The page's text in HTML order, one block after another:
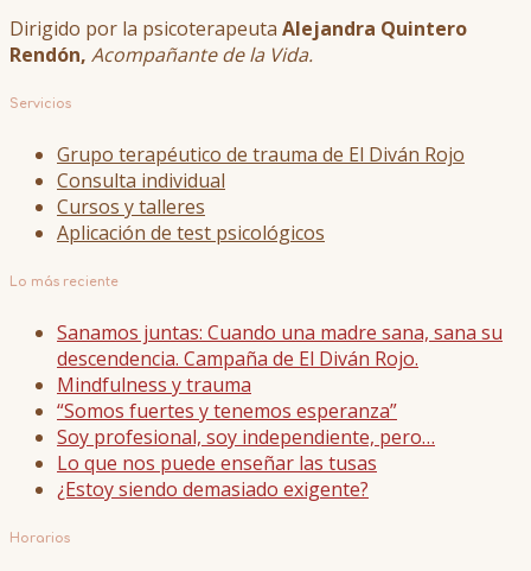
Dirigido por la psicoterapeuta Alejandra Quintero
Rendón, Acompañante de la Vida.
Servicios
Grupo terapéutico de trauma de El Diván Rojo
Consulta individual
Cursos y talleres
Aplicación de test psicológicos
Lo más reciente
Sanamos juntas: Cuando una madre sana, sana su
descendencia. Campaña de El Diván Rojo.
Mindfulness y trauma
“Somos fuertes y tenemos esperanza”
Soy profesional, soy independiente, pero…
Lo que nos puede enseñar las tusas
¿Estoy siendo demasiado exigente?
Horarios